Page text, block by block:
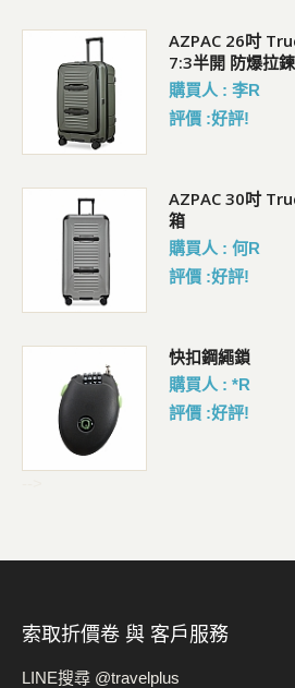
AZPAC 26吋
7:3半開 防爆拉
購買人 : 李R
評價 :好評!
AZPAC 30吋
箱
購買人 : 何R
評價 :好評!
快扣鋼繩鎖
購買人 : *R
評價 :好評!
索取折價卷 與 客戶服務
LINE搜尋 @travelplus